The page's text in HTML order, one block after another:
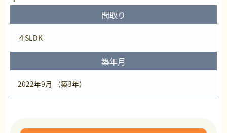
間取り
４SLDK
築年月
2022年9月 （築3年）